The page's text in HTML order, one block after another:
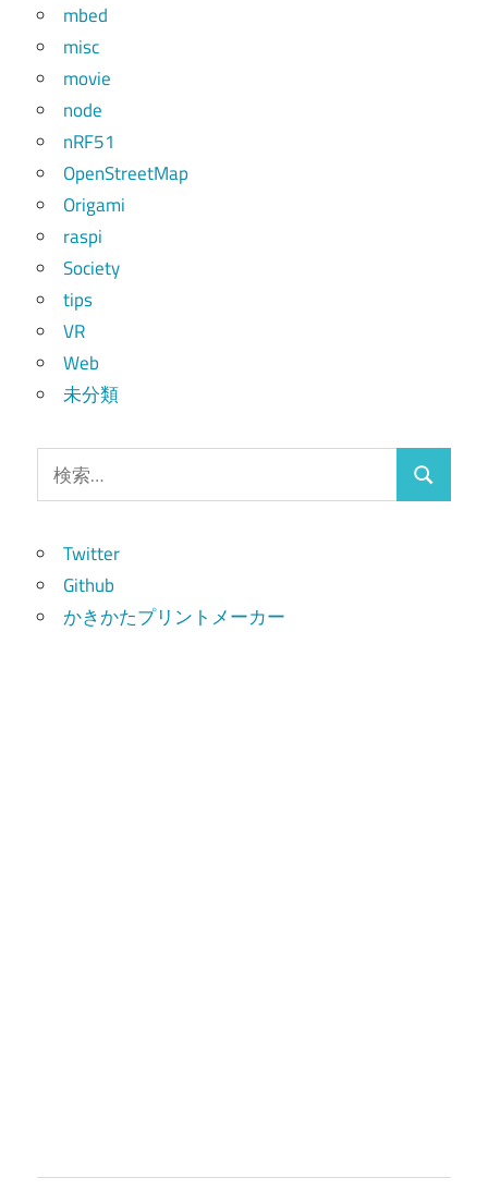
mbed
misc
movie
node
nRF51
OpenStreetMap
Origami
raspi
Society
tips
VR
Web
未分類
索:
検
Twitter
Github
かきかたプリントメーカー